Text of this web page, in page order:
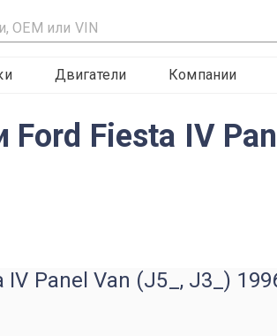
Двигатели Компании
Ford Fiesta IV
IV Panel Van (J5_, J3_)